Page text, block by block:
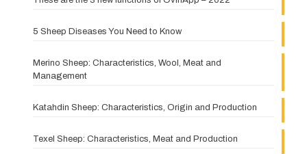
5 Sheep Diseases You Need to Know
Merino Sheep: Characteristics, Wool, Meat and
Management
Katahdin Sheep: Characteristics, Origin and Production
Texel Sheep: Characteristics, Meat and Production